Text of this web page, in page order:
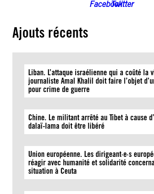
Ajouts récents
Liban. L’attaque israélienne qui a coûté la
journaliste Amal Khalil doit faire l’objet
pour crime de guerre
Chine. Le militant arrêté au Tibet à cause
dalaï-lama doit être libéré
Union européenne. Les dirigeant·e·s
réagir avec humanité et solidarité
situation à Ceuta